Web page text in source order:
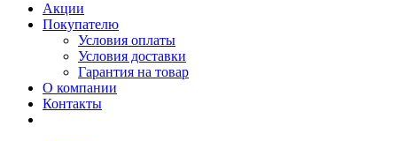
Акции
Покупателю
Условия оплаты
Условия доставки
Гарантия на товар
О компании
Контакты